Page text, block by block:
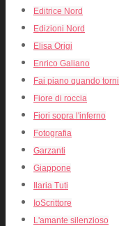
Editrice Nord
Edizioni Nord
Elisa Origi
Enrico Galiano
Fai piano quando torni
Fiore di roccia
Fiori sopra l'inferno
Fotografia
Garzanti
Giappone
Ilaria Tuti
IoScrittore
L'amante silenzioso